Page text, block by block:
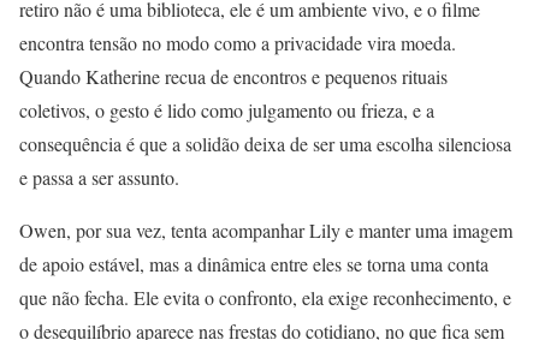
retiro não é uma biblioteca, ele é um ambiente vivo, e o filme
encontra tensão no modo como a privacidade vira moeda.
Quando Katherine recua de encontros e pequenos rituais
coletivos, o gesto é lido como julgamento ou frieza, e a
consequência é que a solidão deixa de ser uma escolha silenciosa
e passa a ser assunto.
Owen, por sua vez, tenta acompanhar Lily e manter uma imagem
de apoio estável, mas a dinâmica entre eles se torna uma conta
que não fecha. Ele evita o confronto, ela exige reconhecimento, e
o desequilíbrio aparece nas frestas do cotidiano, no que fica sem